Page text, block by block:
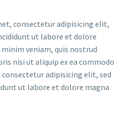
consectetur adipisicing elit,
ut labore et dolore
veniam, quis nostrud
nisi ut aliquip ex ea commodo
adipisicing elit, sed
ut labore et dolore magna